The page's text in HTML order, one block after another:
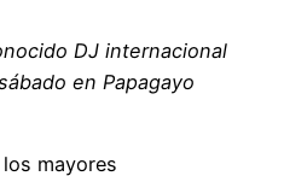
DJ internacional
en Papagayo
mayores